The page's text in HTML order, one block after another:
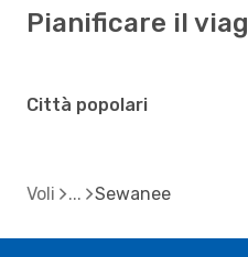
Pianificare il
Città popolari
Voli Sewanee